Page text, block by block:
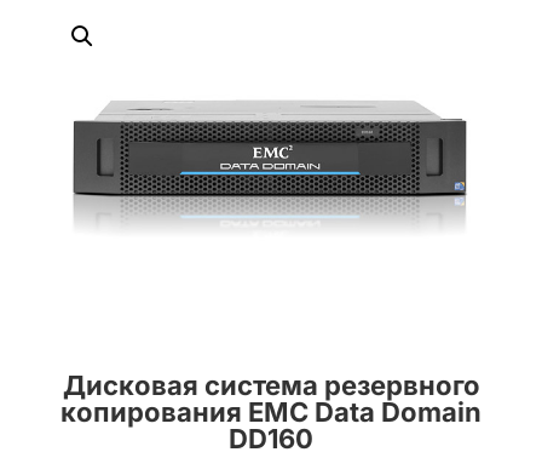
Дисковая система резервного
копирования EMC Data Domain
DD160